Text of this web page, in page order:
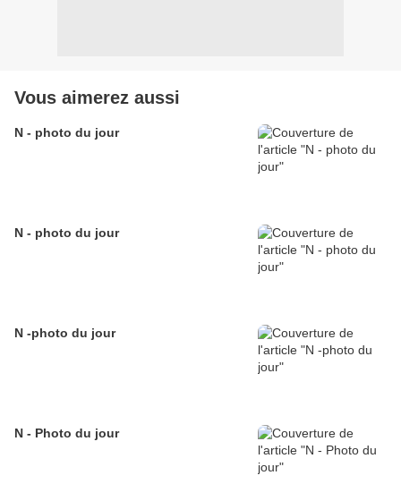
Vous aimerez aussi
N - photo du jour
N - photo du jour
N -photo du jour
N - Photo du jour